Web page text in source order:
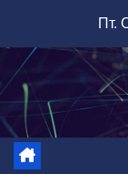
вмісту
Пт.